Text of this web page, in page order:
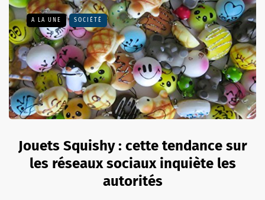
A LA UNE SOCIÉTÉ
Jouets Squishy : cette tendance sur
les réseaux sociaux inquiète les
autorités